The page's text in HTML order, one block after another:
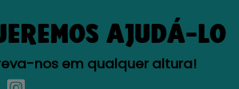
AJUDÁ-LO
nos em qualquer altura!